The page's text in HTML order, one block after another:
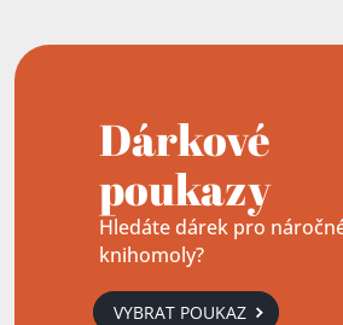
Dárkové
poukazy
Hledáte dárek pro
knihomoly?
VYBRAT POUKAZ